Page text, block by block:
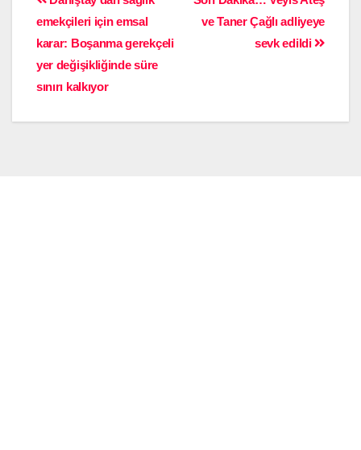
ve Taner Çağlı adliyeye
sevk edildi
emekçileri için emsal
karar: Boşanma gerekçeli
yer değişikliğinde süre
sınırı kalkıyor